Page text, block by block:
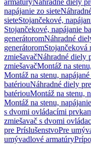
armatúryNáhradné diely
napájanie zo siete
sieteStojančekové,
Stojančekové, napájanie
generátoromNáhradné
generátoromStojančeková
zmiešavačNáhradné diely
zmiešavačMontáž na
Montáž na stenu,
batériouNáhradné diely
batériouMontáž na stenu,
Montáž na stenu,
s dvomi ovládacími
zmiešavač s dvomi
pre PríslušenstvoPre
umývadlové armatúry